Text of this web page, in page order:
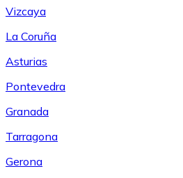
Vizcaya
La Coruña
Asturias
Pontevedra
Granada
Tarragona
Gerona